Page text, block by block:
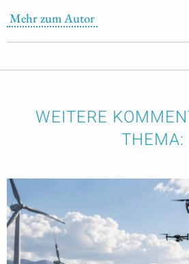
Mehr zum Autor
WEITERE
THEMA: